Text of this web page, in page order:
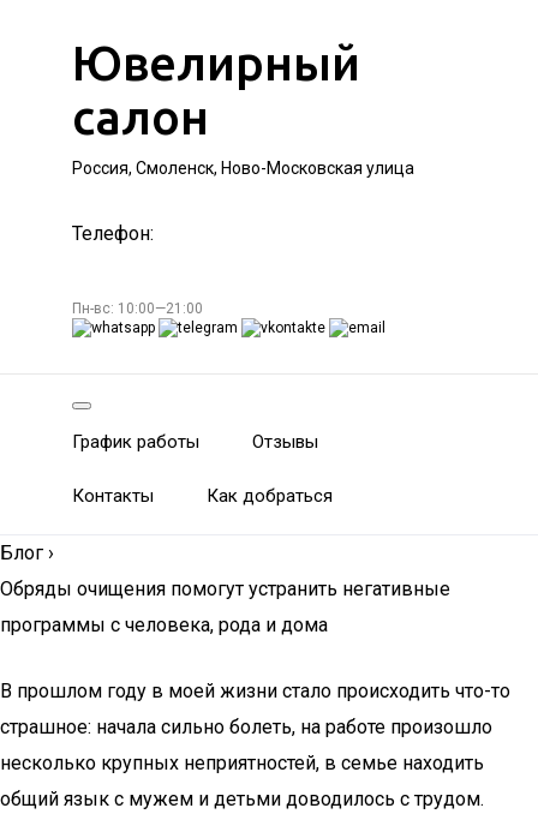
Ювелирный
салон
Россия, Смоленск, Ново-Московская улица
Телефон:
Пн-вс: 10:00—21:00
График работы Отзывы
Контакты Как добраться
Блог ›
Обряды очищения помогут устранить негативные
программы с человека, рода и дома
В прошлом году в моей жизни стало происходить что-то
страшное: начала сильно болеть, на работе произошло
несколько крупных неприятностей, в семье находить
общий язык с мужем и детьми доводилось с трудом.